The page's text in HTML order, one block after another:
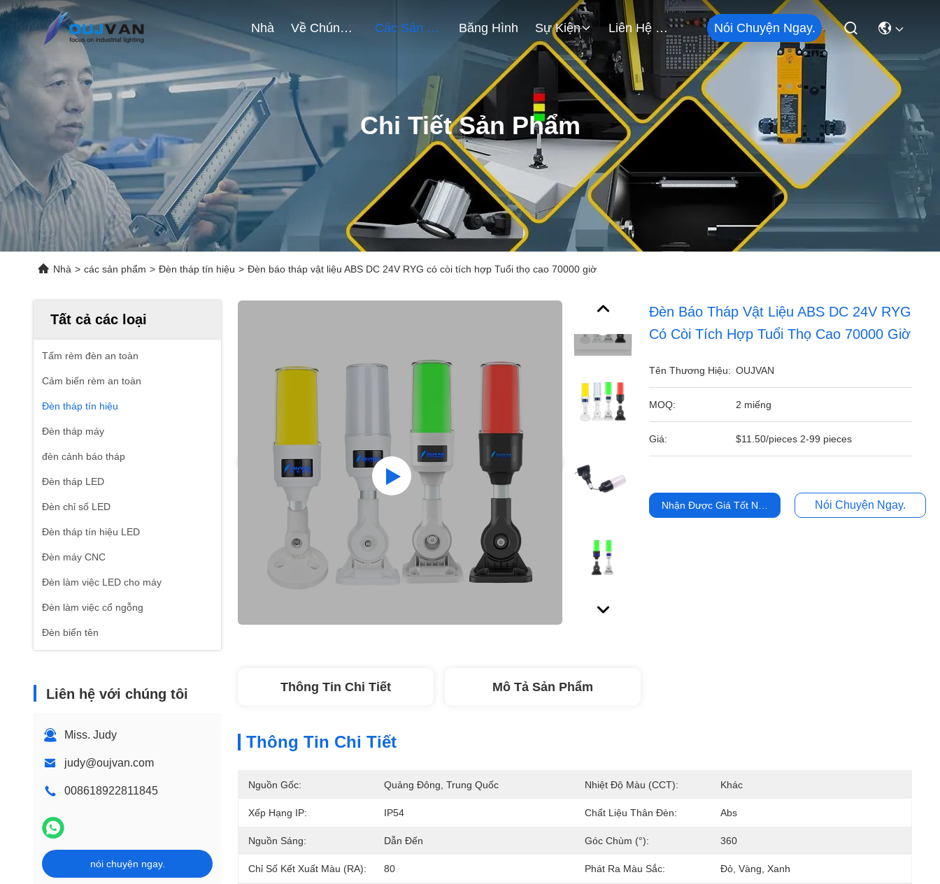
Nhà Về Chúng Tôi Các Sản Phẩm Băng Hình Sự Kiện Liên Hệ Với Chúng Tôi Nói Chuyện Ngay.
Chi Tiết Sản Phẩm
Nhà > các sản phẩm > Đèn tháp tín hiệu > Đèn báo tháp vật liệu ABS DC 24V RYG có còi tích hợp Tuổi thọ cao 70000 giờ
Tất cả các loại
Tấm rèm đèn an toàn
Cảm biến rèm an toàn
Đèn tháp tín hiệu
Đèn tháp máy
đèn cảnh báo tháp
Đèn tháp LED
Đèn chỉ số LED
Đèn tháp tín hiệu LED
Đèn máy CNC
Đèn làm việc LED cho máy
Đèn làm việc cổ ngỗng
Đèn biển tên
Liên hệ với chúng tôi
Miss. Judy
judy@oujvan.com
008618922811845
nói chuyện ngay.
Đèn Báo Tháp Vật Liệu ABS DC 24V RYG
Có Còi Tích Hợp Tuổi Thọ Cao 70000 Giờ
Tên Thương Hiệu: OUJVAN
MOQ: 2 miếng
Giá: $11.50/pieces 2-99 pieces
Nhận Được Giá Tốt Nhất Nói Chuyện Ngay.
Thông Tin Chi Tiết Mô Tả Sản Phẩm
Thông Tin Chi Tiết
Nguồn Gốc: Quảng Đông, Trung Quốc Nhiệt Độ Màu (CCT): Khác
Xếp Hạng IP: IP54 Chất Liệu Thân Đèn: Abs
Nguồn Sáng: Dẫn Đến Góc Chùm (°): 360
Chỉ Số Kết Xuất Màu (RA): 80 Phát Ra Màu Sắc: Đỏ, Vàng, Xanh